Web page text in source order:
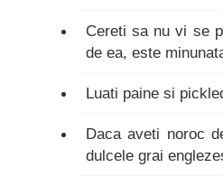
Cereti sa nu vi se
de ea, este
Luati paine si
Daca aveti noroc
dulcele grai